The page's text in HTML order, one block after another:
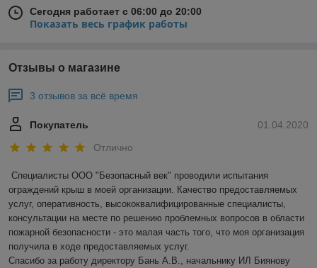
Сегодня работает с 06:00 до 20:00
Показать весь график работы
Отзывы о магазине
3 отзывов за всё время
01.04.2020
Покупатель
Отлично
Специалисты ООО "Безопасный век" проводили испытания
ограждений крыш в моей организации. Качество предоставляемых
услуг, оперативность, высококвалифицированные специалисты,
консультации на месте по решению проблемных вопросов в области
пожарной безопасности - это малая часть того, что моя организация
получила в ходе предоставляемых услуг.
Спасибо за работу директору Бань А.В., начальнику ИЛ Биянову